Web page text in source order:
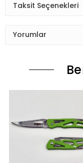
Taksit Seçenekleri
Yorumlar